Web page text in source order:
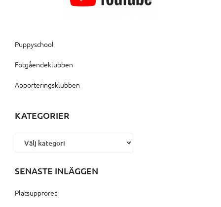
Puppyschool
Fotgåendeklubben
Apporteringsklubben
KATEGORIER
Kategorier
SENASTE INLÄGGEN
Platsupproret